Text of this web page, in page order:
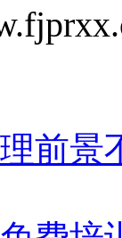
前景